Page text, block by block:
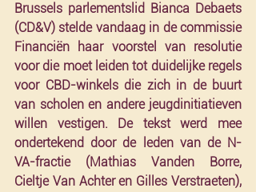
Brussels parlementslid Bianca Debaets
(CD&V) stelde vandaag in de commissie
Financiën haar voorstel van resolutie
voor die moet leiden tot duidelijke regels
voor CBD-winkels die zich in de buurt
van scholen en andere jeugdinitiatieven
willen vestigen. De tekst werd mee
ondertekend door de leden van de N-
VA-fractie (Mathias Vanden Borre,
Cieltje Van Achter en Gilles Verstraeten),